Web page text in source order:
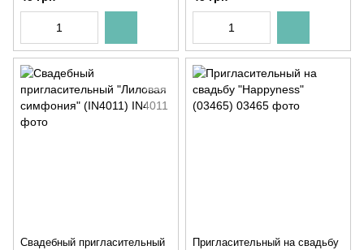
Свадебный пригласительный
Пригласительный на свадьбу